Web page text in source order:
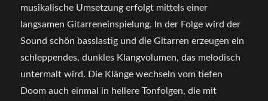
musikalische Umsetzung erfolgt mittels einer
langsamen Gitarreneinspielung. In der Folge wird der
Sound schön basslastig und die Gitarren erzeugen ein
schleppendes, dunkles Klangvolumen, das melodisch
untermalt wird. Die Klänge wechseln vom tiefen
Doom auch einmal in hellere Tonfolgen, die mit